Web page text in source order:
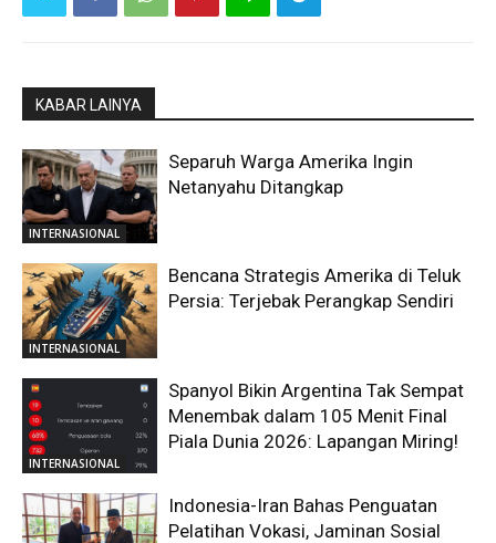
KABAR LAINYA
INTERNASIONAL
Separuh Warga Amerika Ingin
Netanyahu Ditangkap
INTERNASIONAL
Bencana Strategis Amerika di Teluk
Persia: Terjebak Perangkap Sendiri
INTERNASIONAL
Spanyol Bikin Argentina Tak Sempat
Menembak dalam 105 Menit Final
Piala Dunia 2026: Lapangan Miring!
Indonesia-Iran Bahas Penguatan
Pelatihan Vokasi, Jaminan Sosial